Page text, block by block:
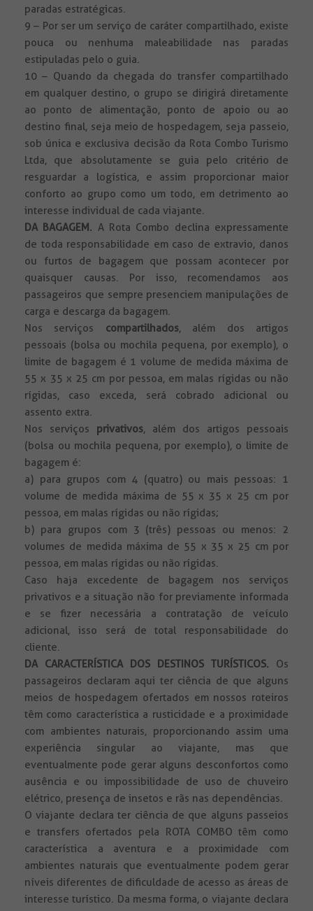
paradas estratégicas.
9 – Por ser um serviço de caráter compartilhado, existe
pouca ou nenhuma maleabilidade nas paradas
estipuladas pelo o guia.
10 – Quando da chegada do transfer compartilhado
em qualquer destino, o grupo se dirigirá diretamente
ao ponto de alimentação, ponto de apoio ou ao
destino final, seja meio de hospedagem, seja passeio,
sob única e exclusiva decisão da Rota Combo Turismo
Ltda, que absolutamente se guia pelo critério de
resguardar a logística, e assim proporcionar maior
conforto ao grupo como um todo, em detrimento ao
interesse individual de cada viajante.
DA BAGAGEM. A Rota Combo declina expressamente
de toda responsabilidade em caso de extravio, danos
ou furtos de bagagem que possam acontecer por
quaisquer causas. Por isso, recomendamos aos
passageiros que sempre presenciem manipulações de
carga e descarga da bagagem.
Nos serviços compartilhados, além dos artigos
pessoais (bolsa ou mochila pequena, por exemplo), o
limite de bagagem é 1 volume de medida máxima de
55 x 35 x 25 cm por pessoa, em malas rígidas ou não
rígidas, caso exceda, será cobrado adicional ou
assento extra.
Nos serviços privativos, além dos artigos pessoais
(bolsa ou mochila pequena, por exemplo), o limite de
bagagem é:
a) para grupos com 4 (quatro) ou mais pessoas: 1
volume de medida máxima de 55 x 35 x 25 cm por
pessoa, em malas rígidas ou não rígidas;
b) para grupos com 3 (três) pessoas ou menos: 2
volumes de medida máxima de 55 x 35 x 25 cm por
pessoa, em malas rígidas ou não rígidas.
Caso haja excedente de bagagem nos serviços
privativos e a situação não for previamente informada
e se fizer necessária a contratação de veículo
adicional, isso será de total responsabilidade do
cliente.
DA CARACTERÍSTICA DOS DESTINOS TURÍSTICOS. Os
passageiros declaram aqui ter ciência de que alguns
meios de hospedagem ofertados em nossos roteiros
têm como característica a rusticidade e a proximidade
com ambientes naturais, proporcionando assim uma
experiência singular ao viajante, mas que
eventualmente pode gerar alguns desconfortos como
ausência e ou impossibilidade de uso de chuveiro
elétrico, presença de insetos e rãs nas dependências.
O viajante declara ter ciência de que alguns passeios
e transfers ofertados pela ROTA COMBO têm como
característica a aventura e a proximidade com
ambientes naturais que eventualmente podem gerar
níveis diferentes de dificuldade de acesso as áreas de
interesse turístico. Da mesma forma, o viajante declara